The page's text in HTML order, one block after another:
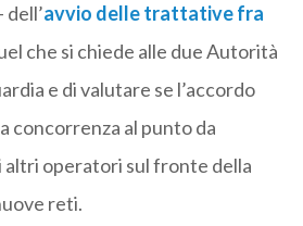
avvio delle trattative fra
che si chiede alle due Autorità
e di valutare se l’accordo
concorrenza al punto da
altri operatori sul fronte della
reti.